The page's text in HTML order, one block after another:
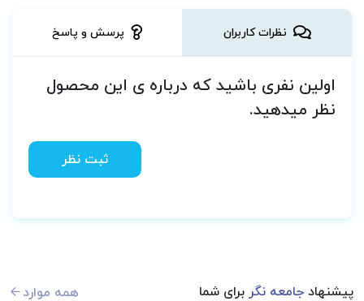
نظرات کاربران پرسش و پاسخ
اولین نفری باشید که درباره ی این محصول
نظر میدهید.
ثبت نظر
پیشنهادجامعه نگربرای شما همه موارد